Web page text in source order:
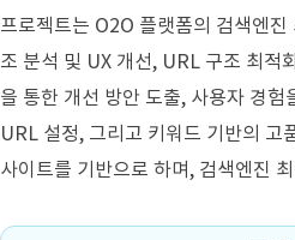
프로젝트는 O2O 플랫폼의 검색엔
조 분석 및 UX 개선, URL 구조 최적
을 통한 개선 방안 도출, 사용자 경
URL 설정, 그리고 키워드 기반의 고
사이트를 기반으로 하며, 검색엔진